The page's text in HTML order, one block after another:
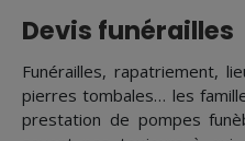
Devis funérailles
Funérailles, rapatriement,
pierres tombales… les
prestation de pompes